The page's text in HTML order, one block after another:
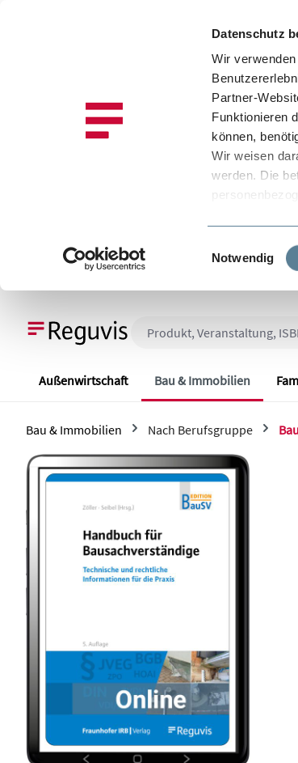
Datenschutz
Wir
Partner-
Funktionieren
können,
Wir weisen
werden. Die
zugreifen
Diensten und
selbst
Sofern Sie der
indem Sie
Notwendig
Außenwirtschaft Bau & Immobilien
Bau & Immobilien Nach Berufsgruppe
Bildergalerie überspringen